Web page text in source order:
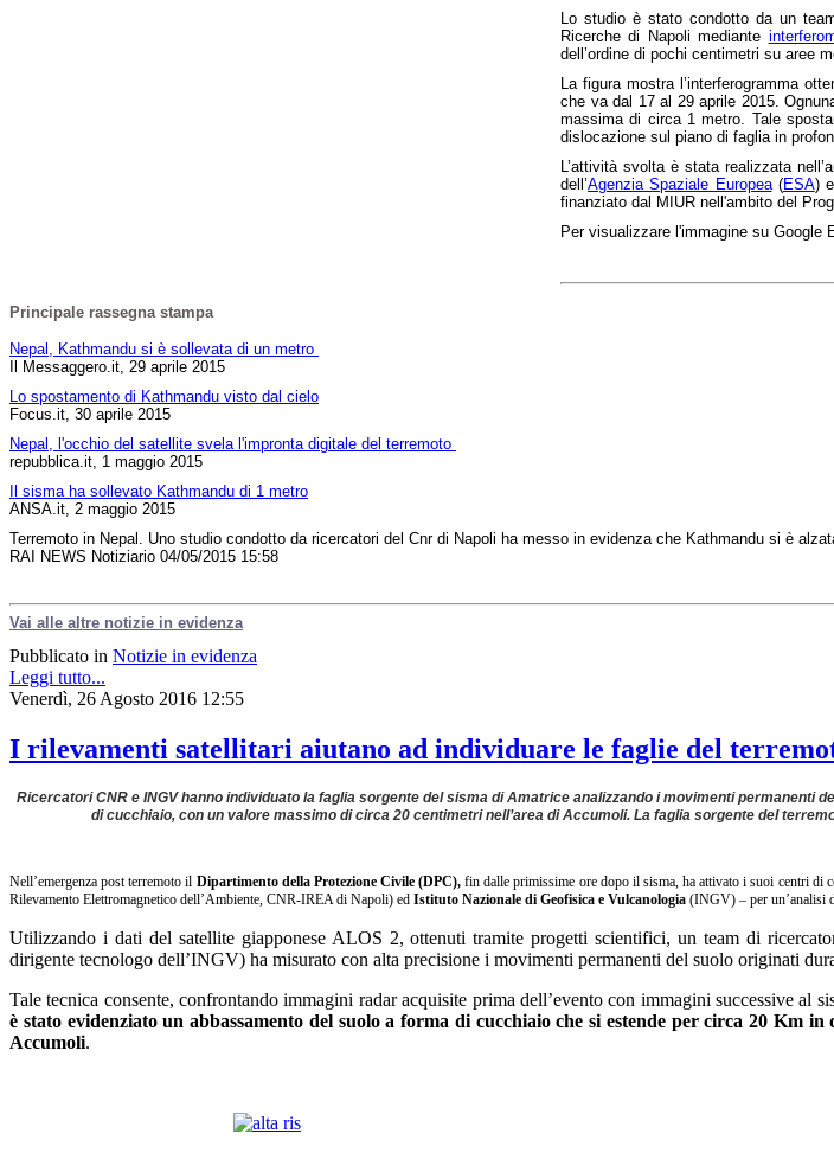
Lo studio è stato condotto da un
Ricerche di Napoli mediante
dell’ordine di pochi centimetri su aree
La figura mostra l’interferogramma
che va dal 17 al 29 aprile 2015.
massima di circa 1 metro. Tale
dislocazione sul piano di faglia in
L’attività svolta è stata realizzata
dell’Agenzia Spaziale Europea(ESA)
finanziato dal MIUR nell'ambito del
Per visualizzare l'immagine su Google
Principale rassegna stampa
Nepal, Kathmandu si è sollevata di un metro
Il Messaggero.it, 29 aprile 2015
Lo spostamento di Kathmandu visto dal cielo
Focus.it, 30 aprile 2015
Nepal, l'occhio del satellite svela l'impronta digitale del terremoto
repubblica.it, 1 maggio 2015
Il sisma ha sollevato Kathmandu di 1 metro
ANSA.it, 2 maggio 2015
Terremoto in Nepal. Uno studio condotto da ricercatori del Cnr di Napoli ha messo in evidenza che Kathmandu si è
RAI NEWS Notiziario 04/05/2015 15:58
Vai alle altre notizie in evidenza
Pubblicato in Notizie in evidenza
Leggi tutto...
Venerdì, 26 Agosto 2016 12:55
I rilevamenti satellitari aiutano ad individuare le faglie del
Ricercatori CNR e INGV hanno individuato la faglia sorgente del sisma di Amatrice analizzando i movimenti
di cucchiaio, con un valore massimo di circa 20 centimetri nell’area di Accumoli. La faglia sorgente del
Nell’emergenza post terremoto il Dipartimento della Protezione Civile (DPC), fin dalle primissime ore dopo il sisma, ha attivato i suoi centri di
Rilevamento Elettromagnetico dell’Ambiente, CNR-IREA di Napoli) ed Istituto Nazionale di Geofisica e Vulcanologia (INGV) – per un’analisi
Utilizzando i dati del satellite giapponese ALOS 2, ottenuti tramite progetti scientifici, un team di
dirigente tecnologo dell’INGV) ha misurato con alta precisione i movimenti permanenti del suolo originati
Tale tecnica consente, confrontando immagini radar acquisite prima dell’evento con immagini successive al
è stato evidenziato un abbassamento del suolo a forma di cucchiaio che si estende per circa 20 Km
Accumoli.